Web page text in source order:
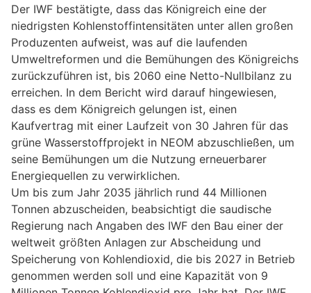
Der IWF bestätigte, dass das Königreich eine der
niedrigsten Kohlenstoffintensitäten unter allen großen
Produzenten aufweist, was auf die laufenden
Umweltreformen und die Bemühungen des Königreichs
zurückzuführen ist, bis 2060 eine Netto-Nullbilanz zu
erreichen. In dem Bericht wird darauf hingewiesen,
dass es dem Königreich gelungen ist, einen
Kaufvertrag mit einer Laufzeit von 30 Jahren für das
grüne Wasserstoffprojekt in NEOM abzuschließen, um
seine Bemühungen um die Nutzung erneuerbarer
Energiequellen zu verwirklichen.
Um bis zum Jahr 2035 jährlich rund 44 Millionen
Tonnen abzuscheiden, beabsichtigt die saudische
Regierung nach Angaben des IWF den Bau einer der
weltweit größten Anlagen zur Abscheidung und
Speicherung von Kohlendioxid, die bis 2027 in Betrieb
genommen werden soll und eine Kapazität von 9